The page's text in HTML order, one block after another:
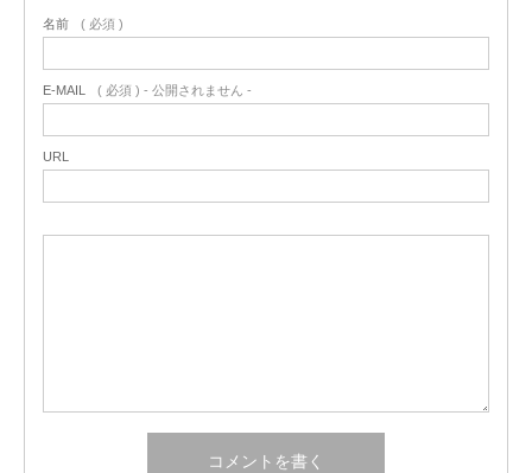
名前 ( 必須 )
E-MAIL ( 必須 ) - 公開されません -
URL